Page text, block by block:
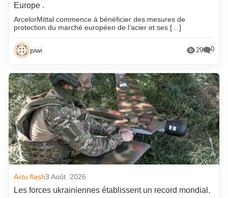
Europe .
ArcelorMittal commence à bénéficier des mesures de
protection du marché européen de l’acier et ses […]
piwi 29 0
Actu flash3 Août. 2026
Les forces ukrainiennes établissent un record mondial.